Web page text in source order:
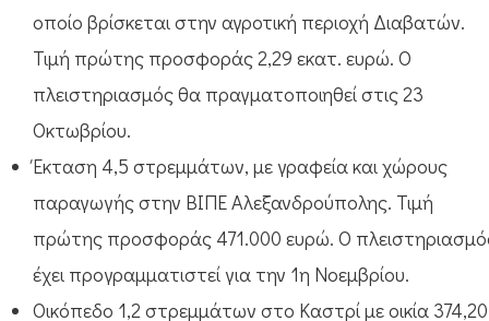
οποίο βρίσκεται στην αγροτική περιοχή Διαβατών.
Τιμή πρώτης προσφοράς 2,29 εκατ. ευρώ. Ο
πλειστηριασμός θα πραγματοποιηθεί στις 23
Οκτωβρίου.
Έκταση 4,5 στρεμμάτων, με γραφεία και χώρους
παραγωγής στην ΒΙΠΕ Αλεξανδρούπολης. Τιμή
πρώτης προσφοράς 471.000 ευρώ. Ο
έχει προγραμματιστεί για την 1η Νοεμβρίου.
Οικόπεδο 1,2 στρεμμάτων στο Καστρί με οικία 374,20